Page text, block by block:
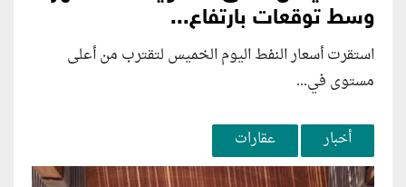
وسط توقعات بارتفاع...
استقرت أسعار النفط اليوم الخميس لتقترب من أعلى
مستوى في...
أخبار عقارات